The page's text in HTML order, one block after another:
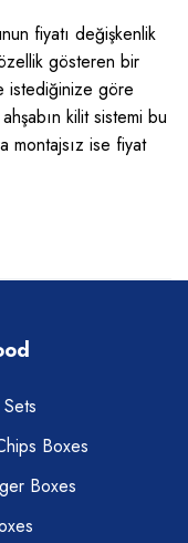
fiyatı değişkenlik
gösteren bir
istediğinize göre
kilit sistemi bu
montajsız ise fiyat
Boxes
Boxes